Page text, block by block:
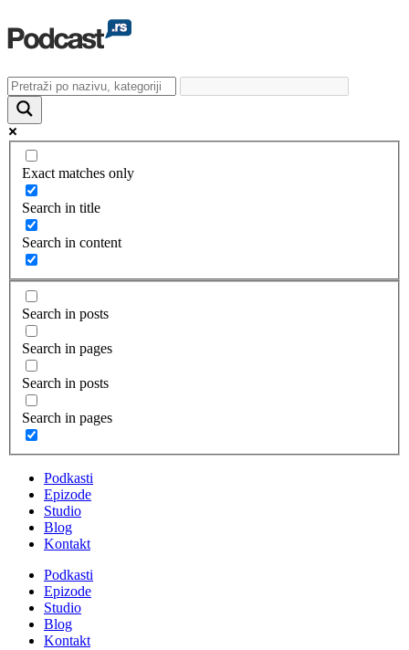
Exact matches only
Search in title
Search in content
Search in posts
Search in pages
Search in posts
Search in pages
Podkasti
Epizode
Studio
Blog
Kontakt
Podkasti
Epizode
Studio
Blog
Kontakt